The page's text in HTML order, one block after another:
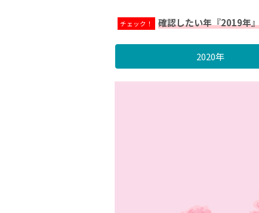
チェック！ 確認したい年『2019年
2020年